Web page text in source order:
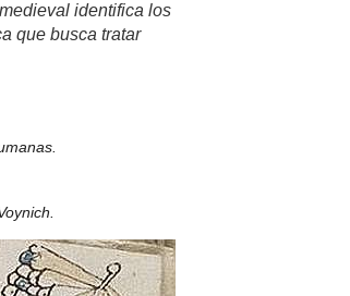
identifica los
que busca tratar